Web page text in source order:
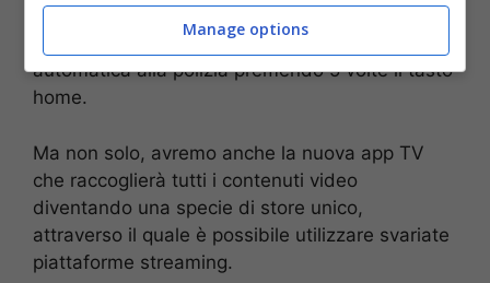
le più importanti, troviamo la funzione SOS.
Essa permette di far scattare una chiamata
automatica alla polizia premendo 5 volte il tasto
home.
Ma non solo, avremo anche la nuova app TV
che raccoglierà tutti i contenuti video
diventando una specie di store unico,
attraverso il quale è possibile utilizzare svariate
piattaforme streaming.
Manage options